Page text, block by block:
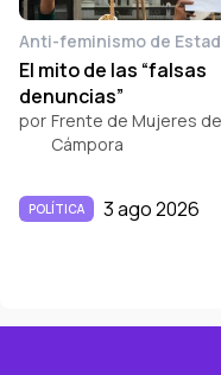
Anti-feminismo de
El mito de las “falsas
denuncias”
por Frente de Mujeres
Cámpora
POLÍTICA 3 ago 2026